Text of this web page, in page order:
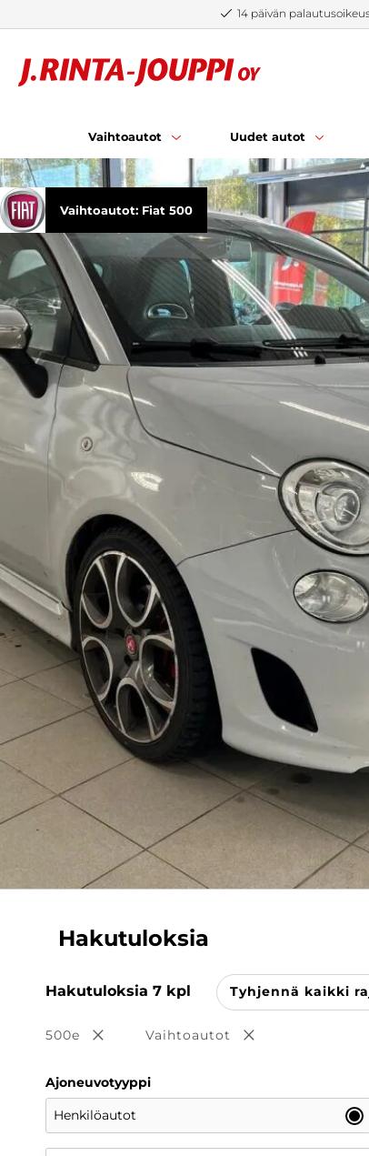
14 päivän
Vaihtoautot Uudet autot
Vaihtoautot: Fiat 500
Hakutuloksia
Hakutuloksia 7 kpl Tyhjennä kaikki
500e Poista valinta
Vaihtoautot Poista valinta
Ajoneuvotyyppi
Henkilöautot